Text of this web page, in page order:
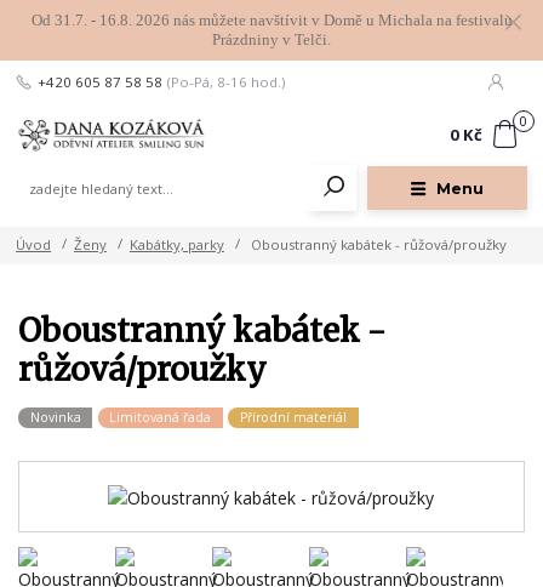
Od 31.7. - 16.8. 2026 nás můžete navštívit v Domě u Michala na festivalu
Prázdniny v Telči.
Menu
+420 605 87 58 58 (Po-Pá, 8-16 hod.)
0
0 Kč
Úvod Ženy Kabátky, parky Oboustranný kabátek - růžová/proužky
Oboustranný kabátek -
růžová/proužky
Novinka Limitovaná řada Přírodní materiál